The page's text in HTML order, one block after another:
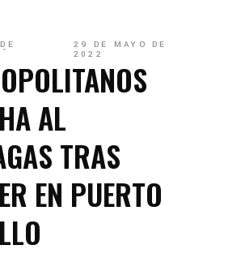
29 DE MAYO DE
2022
AL
TRAS
EN PUERTO